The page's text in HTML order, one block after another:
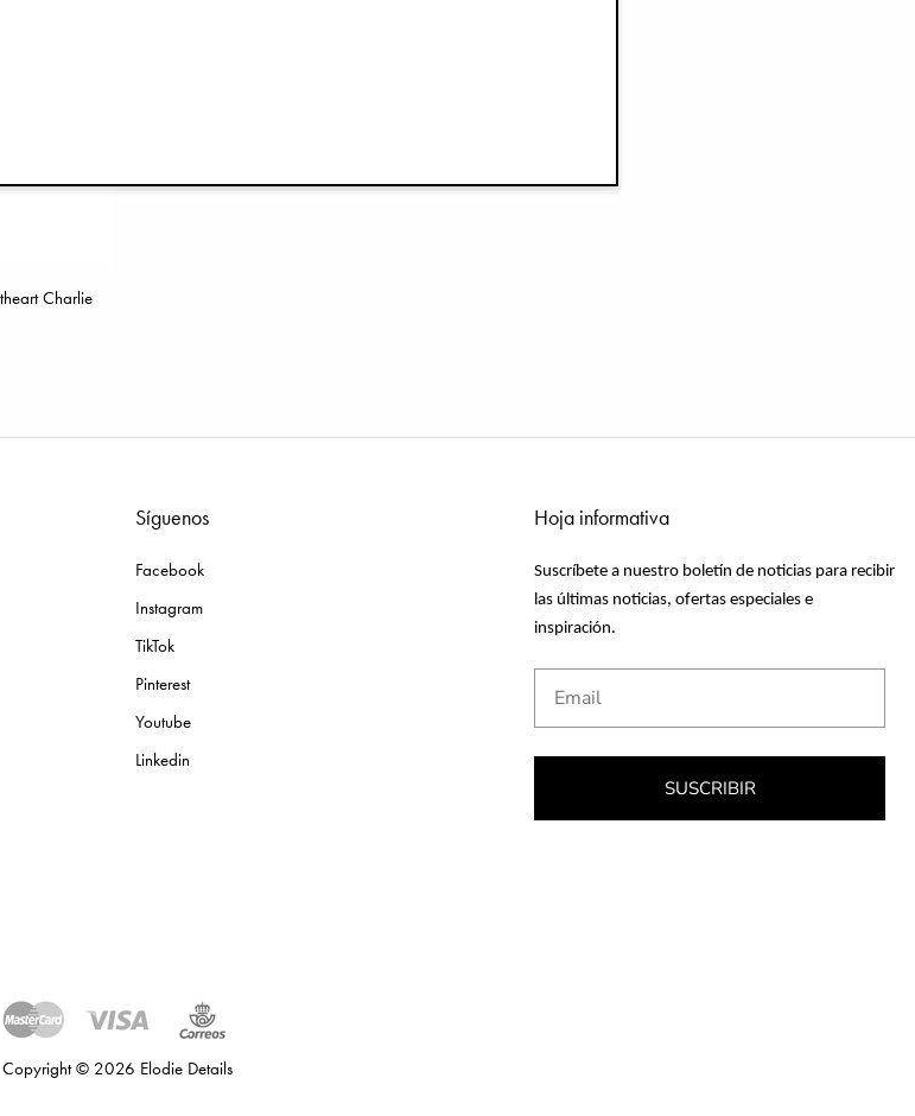
Charlie
Síguenos
Facebook
Instagram
TikTok
Pinterest
Youtube
Linkedin
Hoja informativa
Suscríbete a nuestro boletín de noticias para recibir
las últimas noticias, ofertas especiales e
inspiración.
SUSCRIBIR
Copyright © 2026 Elodie Details